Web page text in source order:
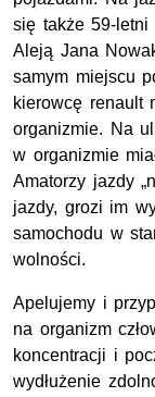
się także 59-letni
Aleją Jana
samym miejscu
kierowcę renault
organizmie. Na
w organizmie
Amatorzy jazdy
jazdy, grozi im
samochodu w
wolności.
Apelujemy i
na organizm
koncentracji i
wydłużenie